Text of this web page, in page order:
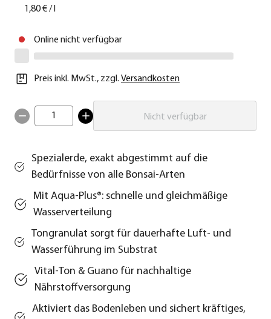
1,80 €/l
Online nicht verfügbar
Preis inkl. MwSt., zzgl. Versandkosten
1 Nicht verfügbar
Spezialerde, exakt abgestimmt auf die
Bedürfnisse von alle Bonsai-Arten
Mit Aqua‑Plus®: schnelle und gleichmäßige
Wasserverteilung
Tongranulat sorgt für dauerhafte Luft- und
Wasserführung im Substrat
Vital‑Ton & Guano für nachhaltige
Nährstoffversorgung
Aktiviert das Bodenleben und sichert kräftiges,